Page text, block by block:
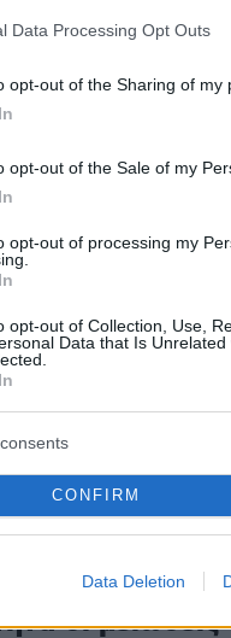
Data Processing Opt Outs
opt-out of the Sharing of my
opt-out of the Sale of my
opt-out of processing my
opt-out of Collection, Use,
Data that Is
CONFIRM
Data Deletion
αποτελεσμάτων.
σταθεί στα
μέλλον με
από
με τη
οι